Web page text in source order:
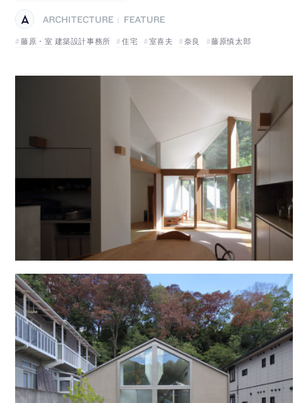
ARCHITECTURE
FEATURE
藤原・室 建築設計事務所
住宅 室喜夫 奈良 藤原慎太郎